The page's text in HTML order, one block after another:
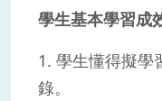
學生基本學習成
1. 學生懂得擬學
錄。